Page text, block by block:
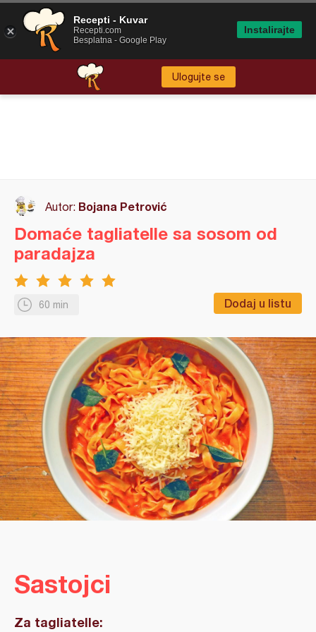
Ulogujte se
Autor: Bojana Petrović
60 min Dodaj u listu
Domaće tagliatelle sa sosom od
paradajza
Sastojci
Za tagliatelle:
Recepti - Kuvar
Recepti.com
Besplatna - Google Play
Instalirajte